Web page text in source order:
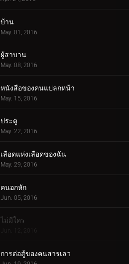
บ้าน
May. 01, 2016
ผู้สาบาน
May. 08, 2016
หนังสือของคนแปลกหน้า
May. 15, 2016
ประตู
May. 22, 2016
เลือดแห่งเลือดของฉัน
May. 29, 2016
คนอกหัก
Jun. 05, 2016
ไม่มีใคร
Jun. 12, 2016
การต่อสู้ของคนสารเลว